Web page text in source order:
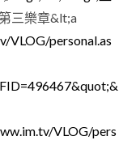
三樂章&lt;a
VLOG/personal.as
VLOG/pers